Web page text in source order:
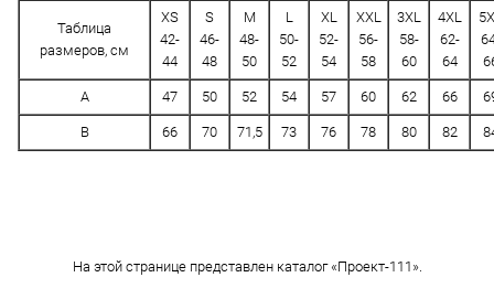
Таблица
размеров, см
XS
42-
44
S
46-
48
M
48-
50
L
50-
52
XL
52-
54
XXL
56-
58
3XL
58-
60
4XL
62-
64
A 47 50 52 54 57 60 62 66
B 66 70 71,5 73 76 78 80 82
На этой странице представлен каталог «Проект-111».